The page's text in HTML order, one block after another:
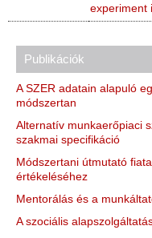
experiment
Publikációk
A SZER adatain alapuló
módszertan
Alternatív munkaerőpiaci
szakmai specifikáció
Módszertani útmutató
értékeléséhez
Mentorálás és a
A szociális